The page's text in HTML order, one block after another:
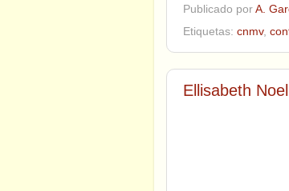
Publicado por A.
Etiquetas: cnmv,
Ellisabeth